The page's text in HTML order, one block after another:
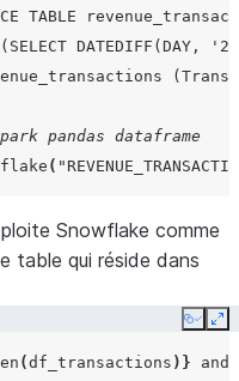
TABLE
DATEDIFF(DAY,
pandas dataframe
(
Snowflake comme
table qui réside dans
Copy
(df_transactions ) }